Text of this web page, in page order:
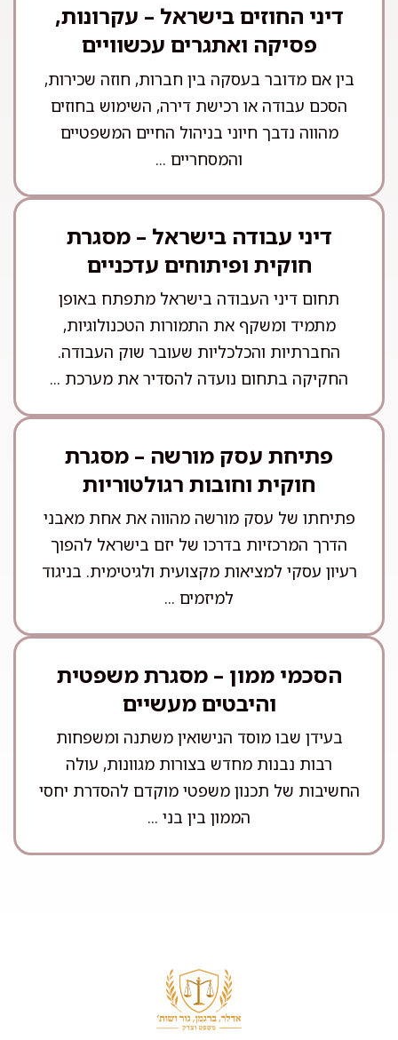
דיני החוזים בישראל – עקרונות,
פסיקה ואתגרים עכשוויים
בין אם מדובר בעסקה בין חברות, חוזה שכירות,
הסכם עבודה או רכישת דירה, השימוש בחוזים
מהווה נדבך חיוני בניהול החיים המשפטיים
והמסחריים ...
דיני עבודה בישראל – מסגרת
חוקית ופיתוחים עדכניים
תחום דיני העבודה בישראל מתפתח באופן
מתמיד ומשקף את התמורות הטכנולוגיות,
החברתיות והכלכליות שעובר שוק העבודה.
החקיקה בתחום נועדה להסדיר את מערכת ...
פתיחת עסק מורשה – מסגרת
חוקית וחובות רגולטוריות
פתיחתו של עסק מורשה מהווה את אחת מאבני
הדרך המרכזיות בדרכו של יזם בישראל להפוך
רעיון עסקי למציאות מקצועית ולגיטימית. בניגוד
למיזמים ...
הסכמי ממון – מסגרת משפטית
והיבטים מעשיים
בעידן שבו מוסד הנישואין משתנה ומשפחות
רבות נבנות מחדש בצורות מגוונות, עולה
החשיבות של תכנון משפטי מוקדם להסדרת יחסי
הממון בין בני ...